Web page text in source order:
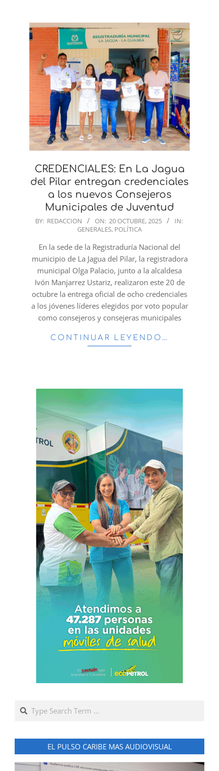
CREDENCIALES: En La Jagua
del Pilar entregan credenciales
a los nuevos Consejeros
Municipales de Juventud
2025-
BY: REDACCION ON: 20 OCTUBRE, 2025
IN:
GENERALES, POLÍTICA
En la sede de la Registraduría Nacional del
municipio de La Jagua del Pilar, la registradora
municipal Olga Palacio, junto a la alcaldesa
Ivón Manjarrez Ustariz, realizaron este 20 de
octubre la entrega oficial de ocho credenciales
a los jóvenes líderes elegidos por voto popular
como consejeros y consejeras municipales
CONTINUAR LEYENDO…
Search
EL PULSO CARIBE MAS AUDIOVISUAL